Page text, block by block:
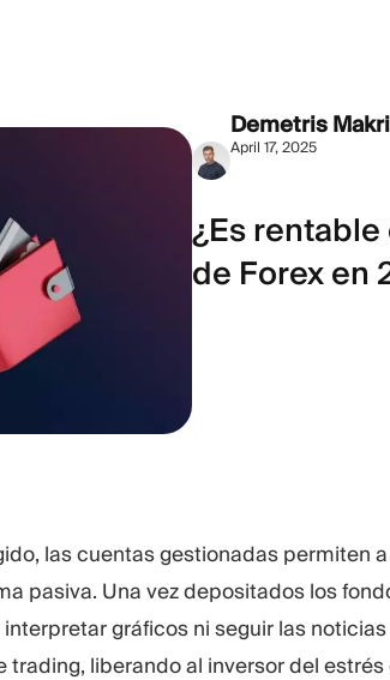
Demetris
April 17, 2025
¿Es
de Forex en
las cuentas gestionadas permiten
pasiva. Una vez depositados los
gráficos ni seguir las
liberando al inversor del